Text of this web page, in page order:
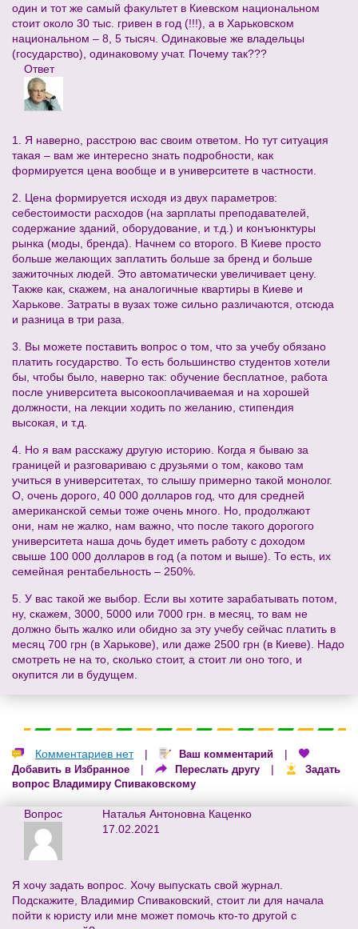
один и тот же самый факультет в Киевском национальном
стоит около 30 тыс. гривен в год (!!!), а в Харьковском
национальном – 8, 5 тысяч. Одинаковые же владельцы
(государство), одинаковому учат. Почему так???
Ответ
1. Я наверно, расстрою вас своим ответом. Но тут ситуация
такая – вам же интересно знать подробности, как
формируется цена вообще и в университете в частности.
2. Цена формируется исходя из двух параметров:
себестоимости расходов (на зарплаты преподавателей,
содержание зданий, оборудование, и т.д.) и конъюнктуры
рынка (моды, бренда). Начнем со второго. В Киеве просто
больше желающих заплатить больше за бренд и больше
зажиточных людей. Это автоматически увеличивает цену.
Также как, скажем, на аналогичные квартиры в Киеве и
Харькове. Затраты в вузах тоже сильно различаются, отсюда
и разница в три раза.
3. Вы можете поставить вопрос о том, что за учебу обязано
платить государство. То есть большинство студентов хотели
бы, чтобы было, наверно так: обучение бесплатное, работа
после университета высокооплачиваемая и на хорошей
должности, на лекции ходить по желанию, стипендия
высокая, и т.д.
4. Но я вам расскажу другую историю. Когда я бываю за
границей и разговариваю с друзьями о том, каково там
учиться в университетах, то слышу примерно такой монолог.
О, очень дорого, 40 000 долларов год, что для средней
американской семьи тоже очень много. Но, продолжают
они, нам не жалко, нам важно, что после такого дорогого
университета наша дочь будет иметь работу с доходом
свыше 100 000 долларов в год (а потом и выше). То есть, их
семейная рентабельность – 250%.
5. У вас такой же выбор. Если вы хотите зарабатывать потом,
ну, скажем, 3000, 5000 или 7000 грн. в месяц, то вам не
должно быть жалко или обидно за эту учебу сейчас платить в
месяц 700 грн (в Харькове), или даже 2500 грн (в Киеве). Надо
смотреть не на то, сколько стоит, а стоит ли оно того, и
окупится ли в будущем.
Комментариев нет | Ваш комментарий |
Добавить в Избранное | Переслать другу |
Задать
вопрос Владимиру Спиваковскому
Вопрос
Наталья Антоновна Каценко
17.02.2021
Я хочу задать вопрос. Хочу выпускать свой журнал.
Подскажите, Владимир Спиваковский, стоит ли для начала
пойти к юристу или мне может помочь кто-то другой с